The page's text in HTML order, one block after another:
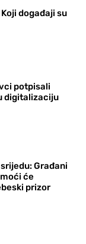
događaji su
potpisali
digitalizaciju
Građani
će
prizor